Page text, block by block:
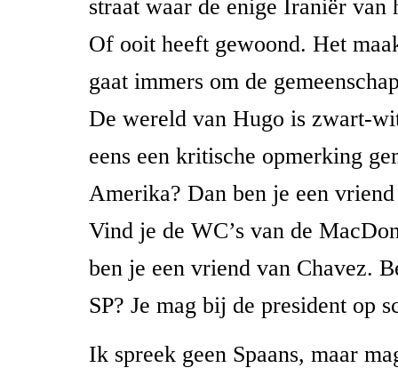
straat waar de enige Iraniër van
Of ooit heeft gewoond. Het
gaat immers om de
De wereld van Hugo is zwart-
eens een kritische opmerking
Amerika? Dan ben je een
Vind je de WC’s van de
ben je een vriend van Chavez.
SP? Je mag bij de president op
Ik spreek geen Spaans, maar